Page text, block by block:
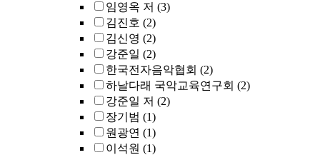
임영옥 저 (3)
김진호 (2)
김신영 (2)
강준일 (2)
한국전자음악협회 (2)
하날다래 국악교육연구회 (2)
강준일 저 (2)
장기범 (1)
원광연 (1)
이석원 (1)